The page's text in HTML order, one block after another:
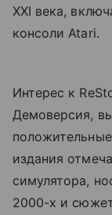
XXI века,
консоли Atari.
Интерес к
Демоверсия,
издания
симулятора,
2000-х и